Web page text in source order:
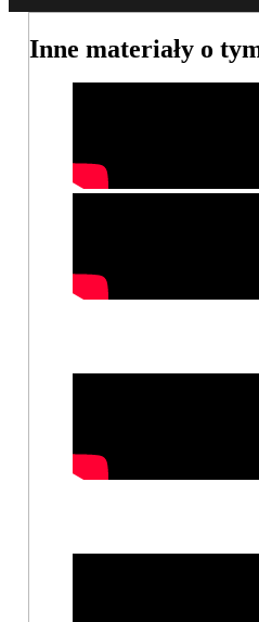
Inne materiały o